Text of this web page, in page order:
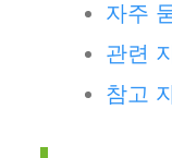
자주
관련
참고